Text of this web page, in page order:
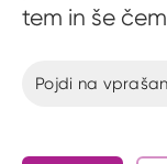
tem in še
Pojdi na